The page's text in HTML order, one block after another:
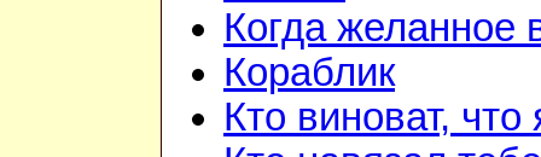
Когда желанное
Кораблик
Кто виноват,